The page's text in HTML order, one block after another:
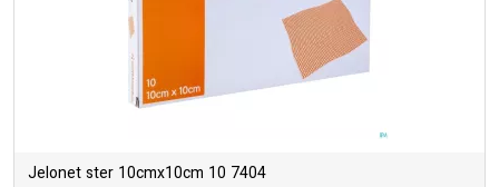
Jelonet ster 10cmx10cm 10 7404